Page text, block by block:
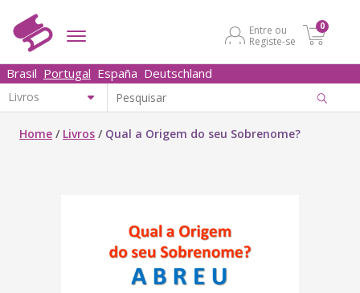
Entre ou
Registe-se
0
Brasil Portugal España Deutschland
Home / Livros / Qual a Origem do seu Sobrenome?